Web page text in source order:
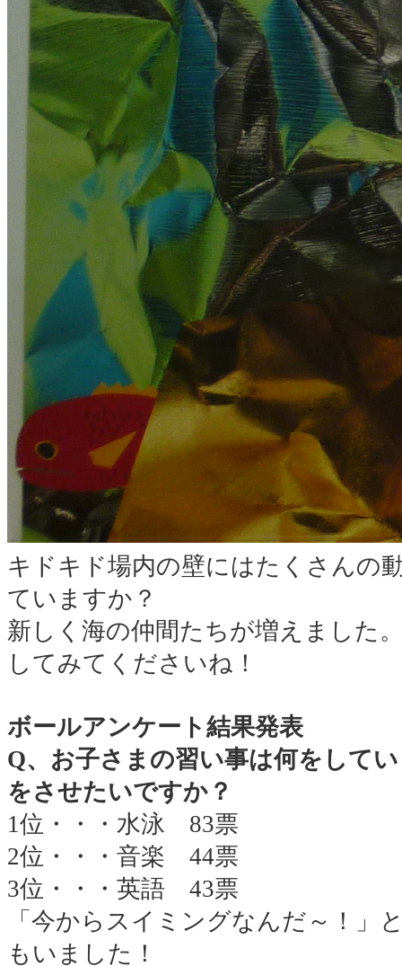
キドキド場内の壁にはたくさんの
ていますか？
新しく海の仲間たちが増えました
してみてくださいね！
ボールアンケート結果発表
Q、お子さまの習い事は何をして
をさせたいですか？
1位・・・水泳 83票
2位・・・音楽 44票
3位・・・英語 43票
「今からスイミングなんだ～！」
もいま した！